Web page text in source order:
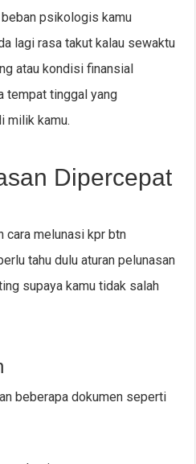
psikologis kamu
lagi rasa takut kalau sewaktu
atau kondisi finansial
tempat tinggal yang
milik kamu.
Dipercepat
cara melunasi kpr btn
tahu dulu aturan pelunasan
supaya kamu tidak salah
beberapa dokumen seperti